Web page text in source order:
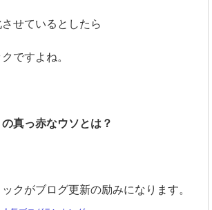
せているとしたら
ですよね。
の真っ赤なウソとは？
クがブログ更新の励みになります。